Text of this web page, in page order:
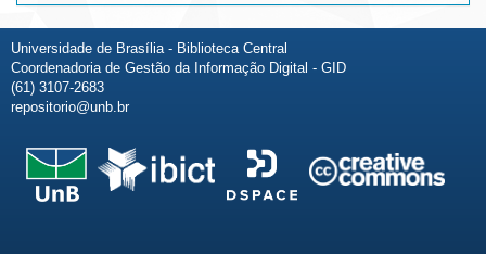
Universidade de Brasília - Biblioteca Central
Coordenadoria de Gestão da Informação Digital - GID
(61) 3107-2683
repositorio@unb.br